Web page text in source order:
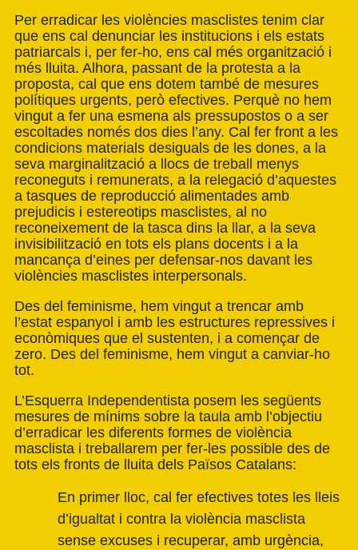
Per erradicar les violències masclistes tenim clar
que ens cal denunciar les institucions i els estats
patriarcals i, per fer-ho, ens cal més organització i
més lluita. Alhora, passant de la protesta a la
proposta, cal que ens dotem també de mesures
polítiques urgents, però efectives. Perquè no hem
vingut a fer una esmena als pressupostos o a ser
escoltades només dos dies l’any. Cal fer front a les
condicions materials desiguals de les dones, a la
seva marginalització a llocs de treball menys
reconeguts i remunerats, a la relegació d’aquestes
a tasques de reproducció alimentades amb
prejudicis i estereotips masclistes, al no
reconeixement de la tasca dins la llar, a la seva
invisibilització en tots els plans docents i a la
mancança d’eines per defensar-nos davant les
violències masclistes interpersonals.
Des del feminisme, hem vingut a trencar amb
l’estat espanyol i amb les estructures repressives i
econòmiques que el sustenten, i a començar de
zero. Des del feminisme, hem vingut a canviar-ho
tot.
L’Esquerra Independentista posem les següents
mesures de mínims sobre la taula amb l’objectiu
d’erradicar les diferents formes de violència
masclista i treballarem per fer-les possible des de
tots els fronts de lluita dels Països Catalans:
En primer lloc, cal fer efectives totes les lleis
d’igualtat i contra la violència masclista
sense excuses i recuperar, amb urgència,